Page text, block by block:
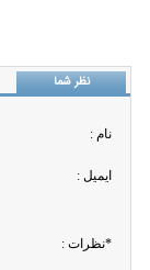
نظر شما
نام :
ايميل :
*نظرات :